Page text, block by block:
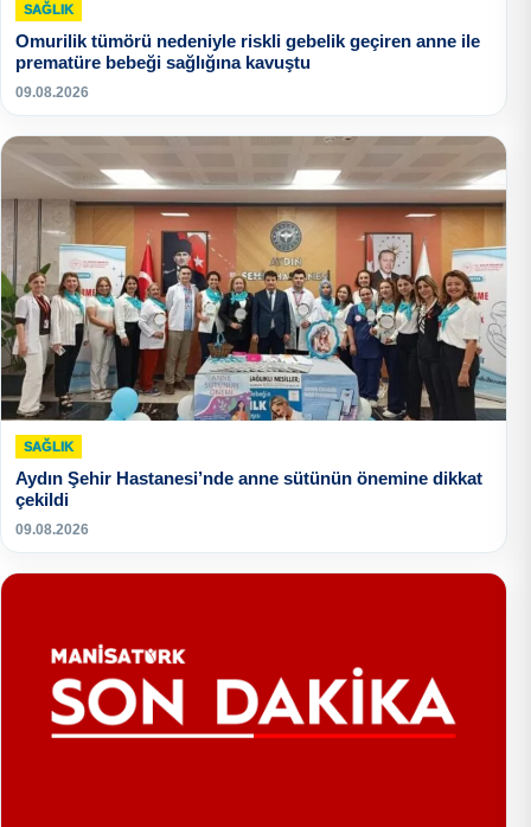
SAĞLIK
Omurilik tümörü nedeniyle riskli gebelik geçiren anne ile
prematüre bebeği sağlığına kavuştu
09.08.2026
SAĞLIK
Aydın Şehir Hastanesi’nde anne sütünün önemine dikkat
çekildi
09.08.2026